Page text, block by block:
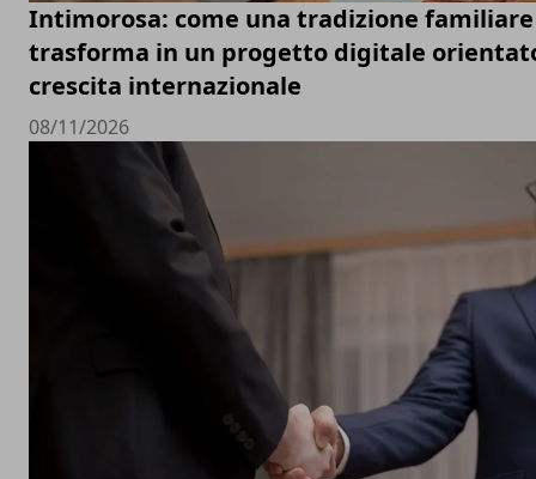
Intimorosa: come una tradizione
trasforma in un progetto digitale
crescita internazionale
08/11/2026